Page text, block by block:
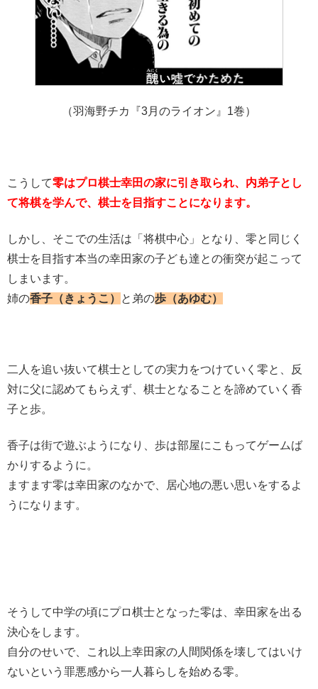
（羽海野チカ『3月のライオン』1巻）
こうして零はプロ棋士幸田の家に引き取られ、内弟子とし
て将棋を学んで、棋士を目指すことになります。
しかし、そこでの生活は「将棋中心」となり、零と同じく
棋士を目指す本当の幸田家の子ども達との衝突が起こって
しまいます。
姉の香子（きょうこ） と弟の歩（あゆむ）
二人を追い抜いて棋士としての実力をつけていく零と、反
対に父に認めてもらえず、棋士となることを諦めていく香
子と歩。
香子は街で遊ぶようになり、歩は部屋にこもってゲームば
かりするように。
ますます零は幸田家のなかで、居心地の悪い思いをするよ
うになります。
そうして中学の頃にプロ棋士となった零は、幸田家を出る
決心をします。
自分のせいで、これ以上幸田家の人間関係を壊してはいけ
ないという罪悪感から一人暮らしを始める零。